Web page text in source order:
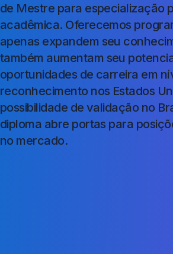
de Mestre para especialização
acadêmica. Oferecemos
apenas expandem seu
também aumentam seu
oportunidades de carreira em
reconhecimento nos Estados
possibilidade de validação no
diploma abre portas para
no mercado.